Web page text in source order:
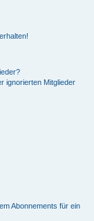
ignorierten Mitglieder
Abonnements für ein